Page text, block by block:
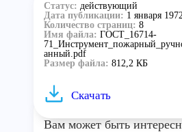
Статус: действующий
Дата публикации: 1 января
Количество страниц: 8
Имя файла: ГОСТ_16714-
анный.pdf
Размер файла: 812,2 КБ
Скачать
Вам может быть